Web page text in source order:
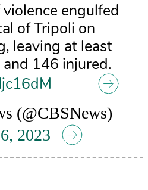
engulfed
of Tripoli on
leaving at least
146 injured.
(@CBSNews)
2023